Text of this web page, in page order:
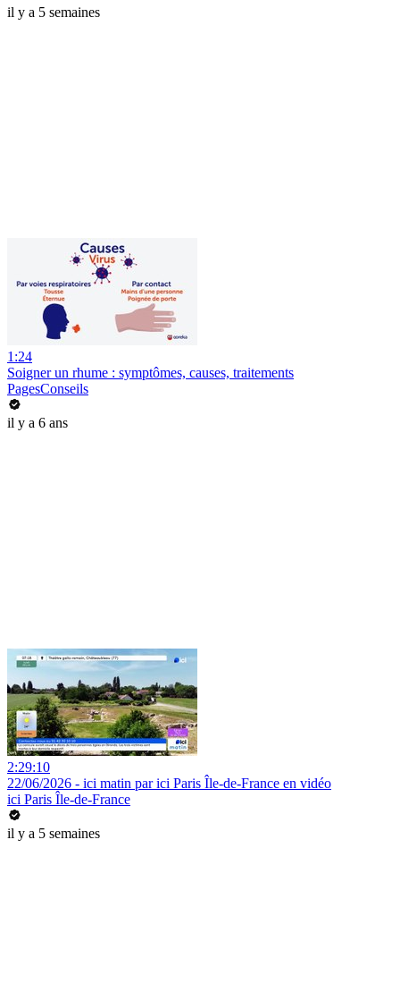
il y a 5 semaines
1:24
Soigner un rhume : symptômes, causes, traitements
PagesConseils
il y a 6 ans
2:29:10
22/06/2026 - ici matin par ici Paris Île-de-France en vidéo
ici Paris Île-de-France
il y a 5 semaines